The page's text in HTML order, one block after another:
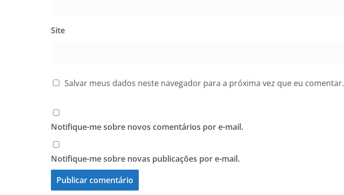
Site
Salvar meus dados neste navegador para a próxima vez que eu comentar.
Notifique-me sobre novos comentários por e-mail.
Notifique-me sobre novas publicações por e-mail.